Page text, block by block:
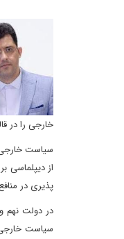
خارجی را در
سیاست خارجی
از دیپلماسی
پذیری در
در دولت نهم
سیاست